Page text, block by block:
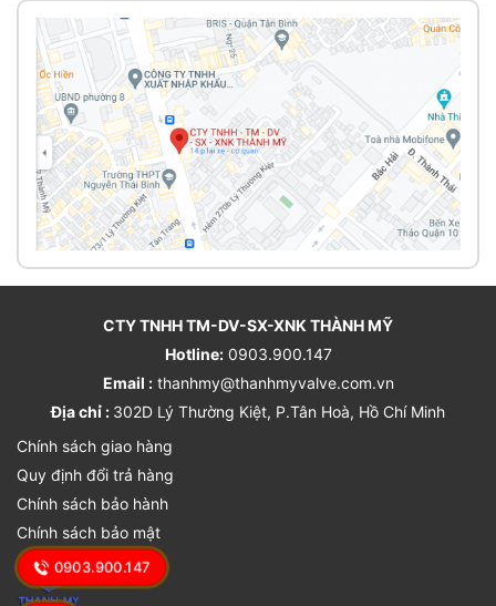
CTY TNHH TM-DV-SX-XNK THÀNH MỸ
Hotline:0903.900.147
Email :thanhmy@thanhmyvalve.com.vn
Địa chỉ : 302D Lý Thường Kiệt, P.Tân Hoà, Hồ Chí Minh
Chính sách giao hàng
Quy định đổi trả hàng
Chính sách bảo hành
Chính sách bảo mật
0903.900.147